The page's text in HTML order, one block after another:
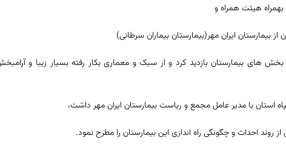
هیئت همراه و
ایران مهر(بیمارستان بیماران سرطانی)
بخش های بیمارستان بازدید کرد و از سبک و معماری بکار رفته بسیار زیبا و
استان با مدیر عامل مجمع و ریاست بیمارستان ایران مهر داشت،
احداث و چگونگی راه اندازی این بیمارستان را مطرح نمود.